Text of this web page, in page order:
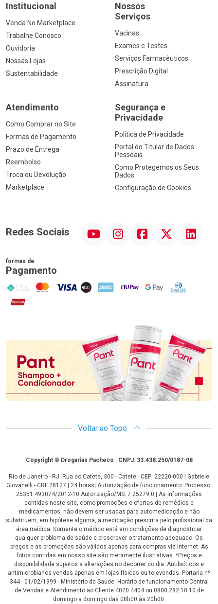
Institucional
Venda No Marketplace
Trabalhe Conosco
Ouvidoria
Nossas Lojas
Sustentabilidade
Nossos
Serviços
Vacinas
Exames e Testes
Serviços Farmacêuticos
Prescrição Digital
Assinatura
Atendimento
Como Comprar no Site
Formas de Pagamento
Prazo de Entrega
Reembolso
Troca ou Devolução
Marketplace
Segurança e
Privacidade
Política de Privacidade
Portal do Titular de Dados
Pessoais
Como Protegemos os Seus
Dados
Configuração de Cookies
Redes Sociais InstagramFacebook Linkedin
formas de
Pagamento
PIX MasterCard
VISA ELO AMEX NuPay Google PayDiners Club
Hipercard
Promoção em Destaque
Voltar ao Topo
CopyrightCopyright © Drogarias Pacheco | CNPJ: 33.438.250/0187-08
Rio de Janeiro - RJ: Rua do Catete, 300 - Catete - CEP: 22220-000 | Gabriele
Giovanelli - CRF 28127 | 24 horas| Autorização de funcionamento: Processo:
25351.493074/2012-10 Autorização/MS: 7.25279.0 | As informações
contidas neste site, como promoções e ofertas de remédios e
medicamentos, não devem ser usadas para automedicação e não
substituem, em hipótese alguma, a medicação prescrita pelo profissional da
área médica. Somente o médico está em condições de diagnosticar
qualquer problema de saúde e prescrever o tratamento adequado. Os
preços e as promoções são válidos apenas para compras via internet. As
fotos contidas em nosso site são meramente ilustrativas. *Preços e
disponibilidade sujeitos a alterações no decorrer do dia. Antibióticos e
antimicrobianos vendas apenas em lojas físicas ou televendas. Portaria nº
344 - 01/02/1999 - Ministério da Saúde. Horário de funcionamento Central
de Vendas e Atendimento ao Cliente 4020 4404 ou 0800 282 10 10 de
domingo a domingo das 08h00 às 20h00.